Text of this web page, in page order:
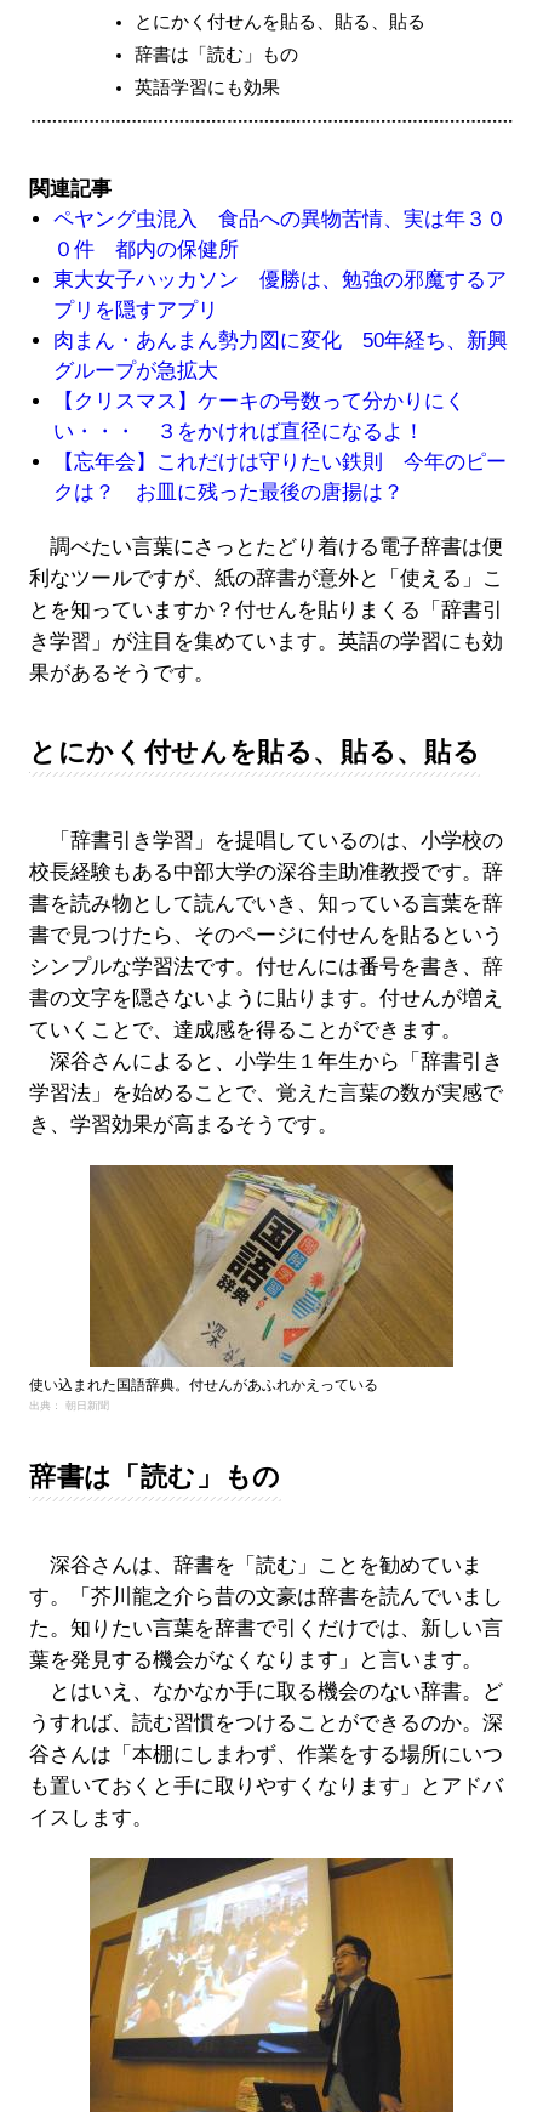
とにかく付せんを貼る、貼る、貼る
辞書は「読む」もの
英語学習にも効果
関連記事
ペヤング虫混入 食品への異物苦情、実は年３０
０件 都内の保健所
東大女子ハッカソン 優勝は、勉強の邪魔するア
プリを隠すアプリ
肉まん・あんまん勢力図に変化 50年経ち、新興
グループが急拡大
【クリスマス】ケーキの号数って分かりにく
い・・・ ３をかければ直径になるよ！
【忘年会】これだけは守りたい鉄則 今年のピー
クは？ お皿に残った最後の唐揚は？
調べたい言葉にさっとたどり着ける電子辞書は便
利なツールですが、紙の辞書が意外と「使える」こ
とを知っていますか？付せんを貼りまくる「辞書引
き学習」が注目を集めています。英語の学習にも効
果があるそうです。
とにかく付せんを貼る、貼る、貼る
「辞書引き学習」を提唱しているのは、小学校の
校長経験もある中部大学の深谷圭助准教授です。辞
書を読み物として読んでいき、知っている言葉を辞
書で見つけたら、そのページに付せんを貼るという
シンプルな学習法です。付せんには番号を書き、辞
書の文字を隠さないように貼ります。付せんが増え
ていくことで、達成感を得ることができます。
深谷さんによると、小学生１年生から「辞書引き
学習法」を始めることで、覚えた言葉の数が実感で
き、学習効果が高まるそうです。
使い込まれた国語辞典。付せんがあふれかえっている
出典： 朝日新聞
辞書は「読む」もの
深谷さんは、辞書を「読む」ことを勧めていま
す。「芥川龍之介ら昔の文豪は辞書を読んでいまし
た。知りたい言葉を辞書で引くだけでは、新しい言
葉を発見する機会がなくなります」と言います。
とはいえ、なかなか手に取る機会のない辞書。ど
うすれば、読む習慣をつけることができるのか。深
谷さんは「本棚にしまわず、作業をする場所にいつ
も置いておくと手に取りやすくなります」とアドバ
イスします。